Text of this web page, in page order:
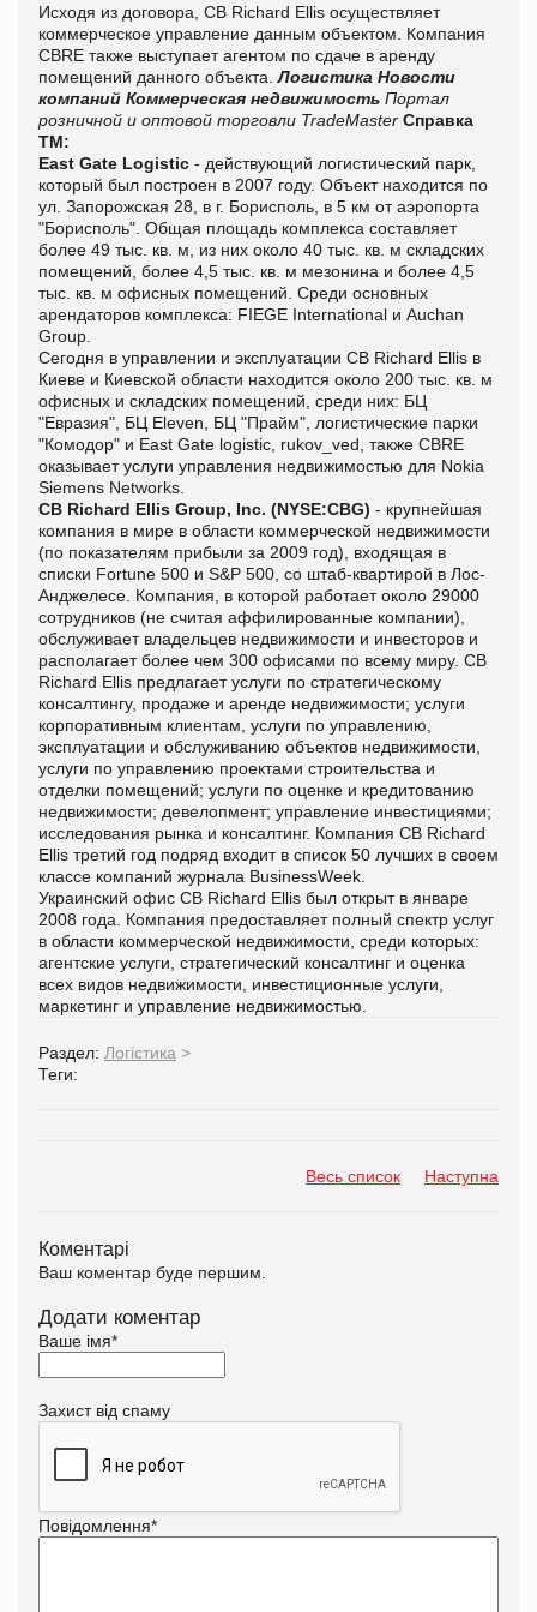
Исходя из договора, СB Richard Ellis осуществляет
коммерческое управление данным объектом. Компания
CBRE также выступает агентом по сдаче в аренду
помещений данного объекта.Логистика Новости
компаний Коммерческая недвижимость Портал
розничной и оптовой торговли TradeMaster Справка
ТМ:
Еast Gate Logistic - действующий логистический парк,
который был построен в 2007 году. Объект находится по
ул. Запорожская 28, в г. Борисполь, в 5 км от аэропорта
"Борисполь". Общая площадь комплекса составляет
более 49 тыс. кв. м, из них около 40 тыс. кв. м складских
помещений, более 4,5 тыс. кв. м мезонина и более 4,5
тыс. кв. м офисных помещений. Среди основных
арендаторов комплекса: FIEGE International и Auchan
Group.
Сегодня в управлении и эксплуатации СB Richard Ellis в
Киеве и Киевской области находится около 200 тыс. кв. м
офисных и складских помещений, среди них: БЦ
"Евразия", БЦ Eleven, БЦ "Прайм", логистические парки
"Комодор" и Еast Gate logistic, rukov_ved, также CBRE
оказывает услуги управления недвижимостью для Nokia
Siemens Networks.
CB Richard Ellis Group, Inc. (NYSE:CBG) - крупнейшая
компания в мире в области коммерческой недвижимости
(по показателям прибыли за 2009 год), входящая в
списки Fortune 500 и S&P 500, со штаб-квартирой в Лос-
Анджелесе. Компания, в которой работает около 29000
сотрудников (не считая аффилированные компании),
обслуживает владельцев недвижимости и инвесторов и
располагает более чем 300 офисами по всему миру. CB
Richard Ellis предлагает услуги по стратегическому
консалтингу, продаже и аренде недвижимости; услуги
корпоративным клиентам, услуги по управлению,
эксплуатации и обслуживанию объектов недвижимости,
услуги по управлению проектами строительства и
отделки помещений; услуги по оценке и кредитованию
недвижимости; девелопмент; управление инвестициями;
исследования рынка и консалтинг. Компания CB Richard
Ellis третий год подряд входит в список 50 лучших в своем
классе компаний журнала BusinessWeek.
Украинский офис СB Richard Ellis был открыт в январе
2008 года. Компания предоставляет полный спектр услуг
в области коммерческой недвижимости, среди которых:
агентские услуги, стратегический консалтинг и оценка
всех видов недвижимости, инвестиционные услуги,
маркетинг и управление недвижимостью.
Раздел: Логістика >
Теги:
Весь список Наступна
Коментарі
Ваш коментар буде першим.
Додати коментар
Ваше імя*
Захист від спаму
Повідомлення*